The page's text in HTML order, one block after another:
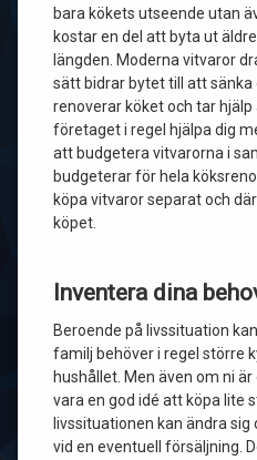
bara kökets utseende utan
kostar en del att byta ut
längden. Moderna vitvaror
sätt bidrar bytet till att sänka
renoverar köket och tar
företaget i regel hjälpa dig
att budgetera vitvarorna i
budgeterar för hela
köpa vitvaror separat och
köpet.
Inventera dina
Beroende på livssituation
familj behöver i regel större
hushållet. Men även om ni
vara en god idé att köpa lite
livssituationen kan ändra
vid en eventuell försäljning.